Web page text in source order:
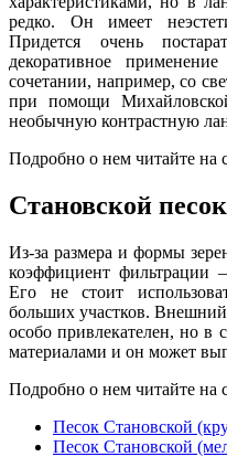
редко. Он имеет
Придется очень
декоративное
сочетании, например, со
при помощи
необычную контрастную
Подробно о нем читайте на
Становской песок
Из-за размера и формы
коэффициент фильтрации
Его не стоит
больших участков.
особо привлекателен, но в
материалами и он может
Подробно о нем читайте на
Песок Становской
Песок Становской